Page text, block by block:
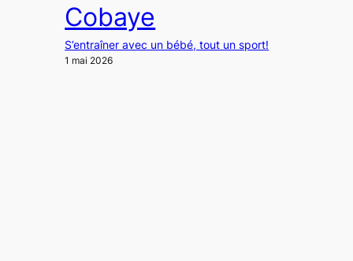
Cobaye
S’entraîner avec un bébé, tout un sport!
1 mai 2026